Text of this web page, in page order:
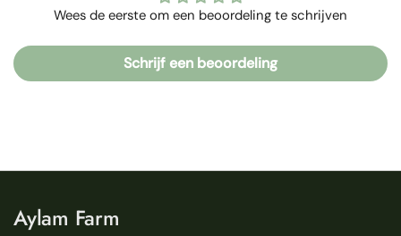
Wees de eerste om een beoordeling te schrijven
Schrijf een beoordeling
Aylam Farm